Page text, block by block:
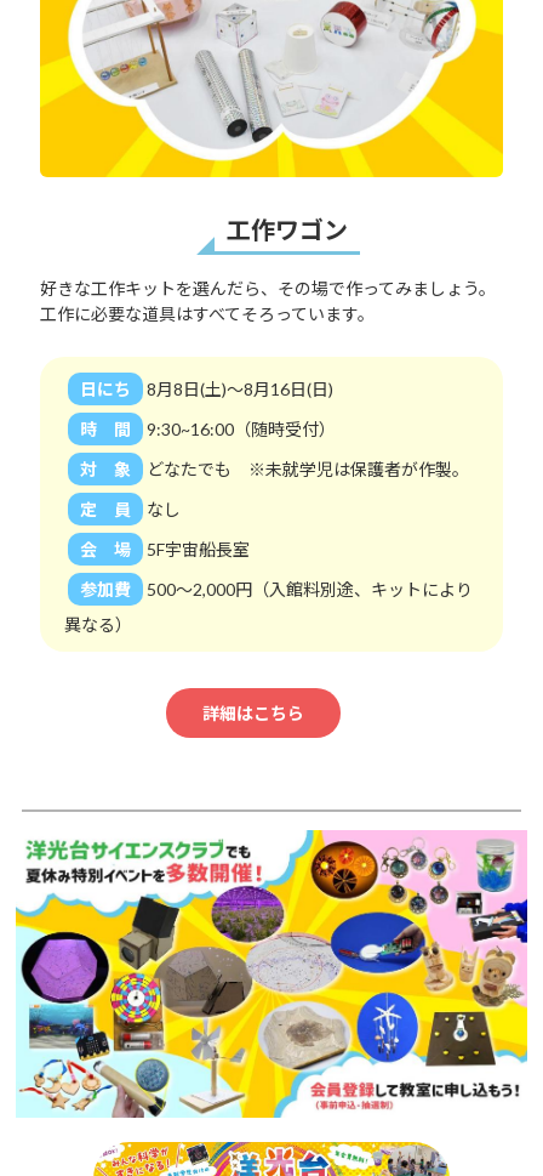
工作ワゴン
好きな工作キットを選んだら、その場で作ってみましょう。
工作に必要な道具はすべてそろっています。
日にち
8月8日(土)～8月16日(日)
時 間
9:30~16:00（随時受付）
対 象
どなたでも ※未就学児は保護者が作製。
定 員
なし
会 場
5F宇宙船長室
参加費
500～2,000円（入館料別途、キットにより
異なる）
詳細はこちら